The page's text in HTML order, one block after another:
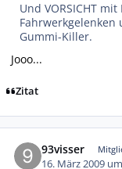
Und VORSICHT
Fahrwerkgelenken
Gummi-Killer.
Jooo...
Zitat
93visser
16. März 2009